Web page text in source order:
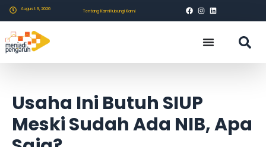
August 9, 2026 Tentang KamiHubungi Kami
Usaha Ini Butuh SIUP
Meski Sudah Ada NIB, Apa